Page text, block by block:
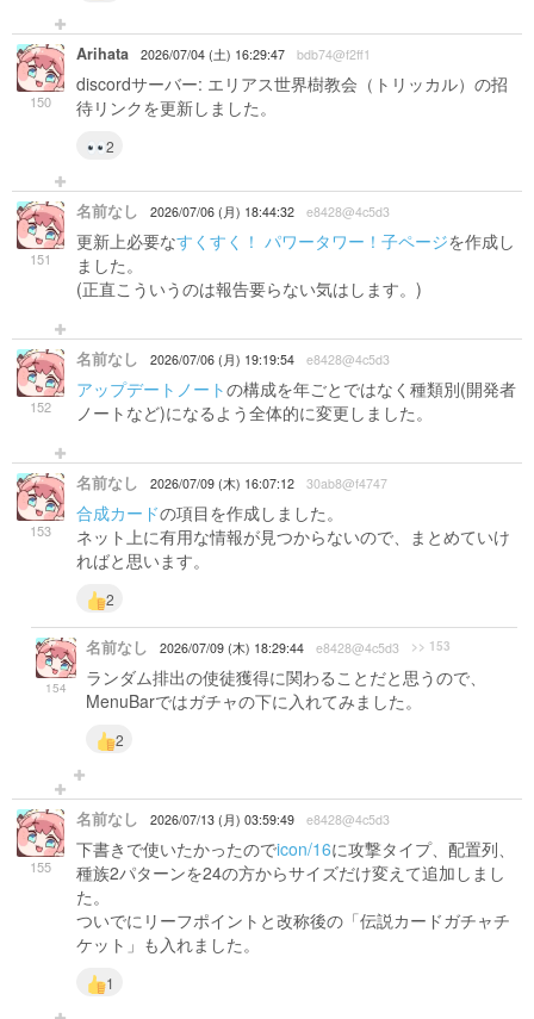
150
Arihata 2026/07/04 (土) 16:29:47 bdb74@f2ff1
discordサーバー: エリアス世界樹教会（トリッカル）の招
待リンクを更新しました。
2
151
名前なし 2026/07/06 (月) 18:44:32 e8428@4c5d3
更新上必要なすくすく！ パワータワー！子ページを作成し
ました。
(正直こういうのは報告要らない気はします。)
152
名前なし 2026/07/06 (月) 19:19:54 e8428@4c5d3
アップデートノートの構成を年ごとではなく種類別(開発者
ノートなど)になるよう全体的に変更しました。
153
名前なし 2026/07/09 (木) 16:07:12 30ab8@f4747
合成カードの項目を作成しました。
ネット上に有用な情報が見つからないので、まとめていけ
ればと思います。
2
154
名前なし 2026/07/09 (木) 18:29:44 e8428@4c5d3 >> 153
ランダム排出の使徒獲得に関わることだと思うので、
MenuBarではガチャの下に入れてみました。
2
155
名前なし 2026/07/13 (月) 03:59:49 e8428@4c5d3
下書きで使いたかったのでicon/16に攻撃タイプ、配置列、
種族2パターンを24の方からサイズだけ変えて追加しまし
た。
ついでにリーフポイントと改称後の「伝説カードガチャチ
ケット」も入れました。
1